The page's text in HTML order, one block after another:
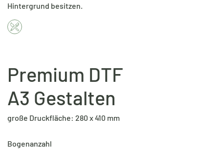
Hintergrund besitzen.
Premium DTF
A3 Gestalten
große Druckfläche: 280 x 410 mm
Bogenanzahl